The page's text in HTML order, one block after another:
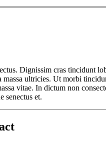
Dignissim cras tincidunt
massa ultricies. Ut morbi
vitae. In dictum non
senectus et.